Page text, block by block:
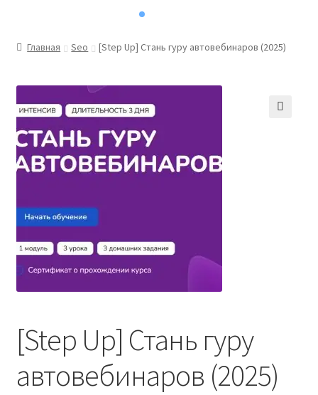
Главная Seo [Step Up] Стань гуру автовебинаров (2025)
[Step Up] Стань гуру
автовебинаров (2025)